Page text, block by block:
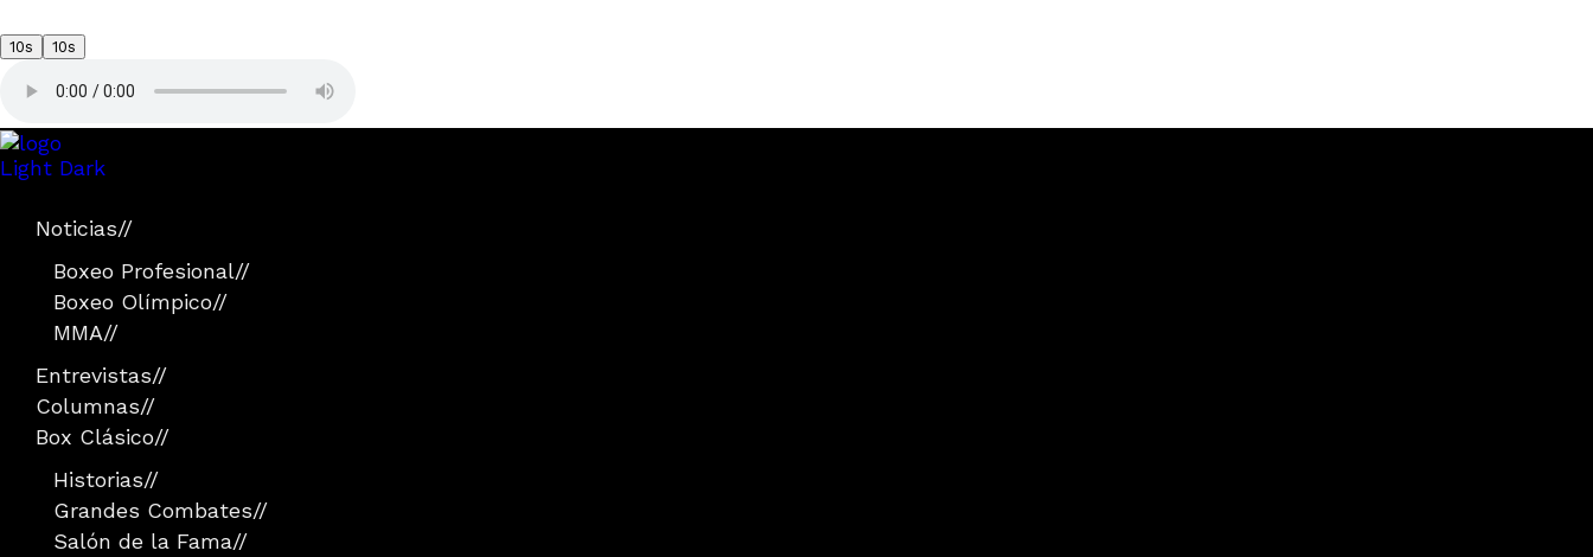
10s 10s
Light Dark
Noticias//
Boxeo Profesional//
Boxeo Olímpico//
MMA//
Entrevistas//
Columnas//
Box Clásico//
Historias//
Grandes Combates//
Salón de la Fama//